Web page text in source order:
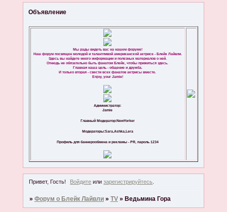
Объявление
Мы рады видеть вас на нашем форуме!
Наш форум посвящен молодой и талантливой американской актрисе - Блейк Лайвли.
Здесь вы найдете много информации и полезных материалов о ней.
Отнюдь не обязательно быть фанатом Блейк, чтобы прижиться здесь.
Главная наша цель - общение и дружба.
И только вторая - свести всех фанатов актрисы вместе.
Enjoy, your Jamie!
Администратор:
Jamie
Главный Модератор:NewYorker
Модераторы:Sara,Ashka,Lera
Профиль для баннерообмена и рекламы - PR, пароль 1234
Привет, Гость! Войдите илизарегистрируйтесь
» Форум о Блейк Лайвли » TV » Ведьмина Гора